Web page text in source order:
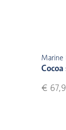
Marine
€